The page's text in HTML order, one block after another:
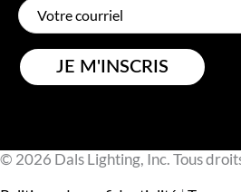
JE M'INSCRIS
© 2026 Dals Lighting, Inc. Tous